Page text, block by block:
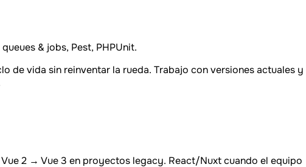
& jobs, Pest, PHPUnit.
de vida sin reinventar la rueda. Trabajo con versiones actuales y
2 → Vue 3 en proyectos legacy. React/Nuxt cuando el equipo